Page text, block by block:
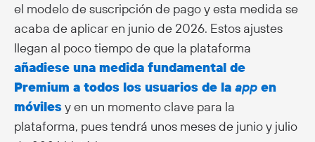
el modelo de suscripción de pago y esta medida se
acaba de aplicar en junio de 2026. Estos ajustes
llegan al poco tiempo de que la plataforma
añadiese una medida fundamental de
Premium a todos los usuarios de la app en
móvilesy en un momento clave para la
plataforma, pues tendrá unos meses de junio y julio